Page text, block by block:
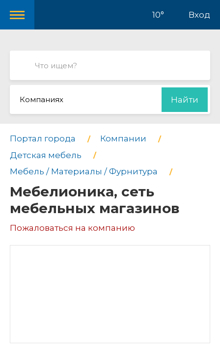
10° Вход
Компаниях Найти
Портал города
Компании
Детская мебель
Мебель / Материалы / Фурнитура
Мебелионика, сеть
мебельных магазинов
Пожаловаться на компанию